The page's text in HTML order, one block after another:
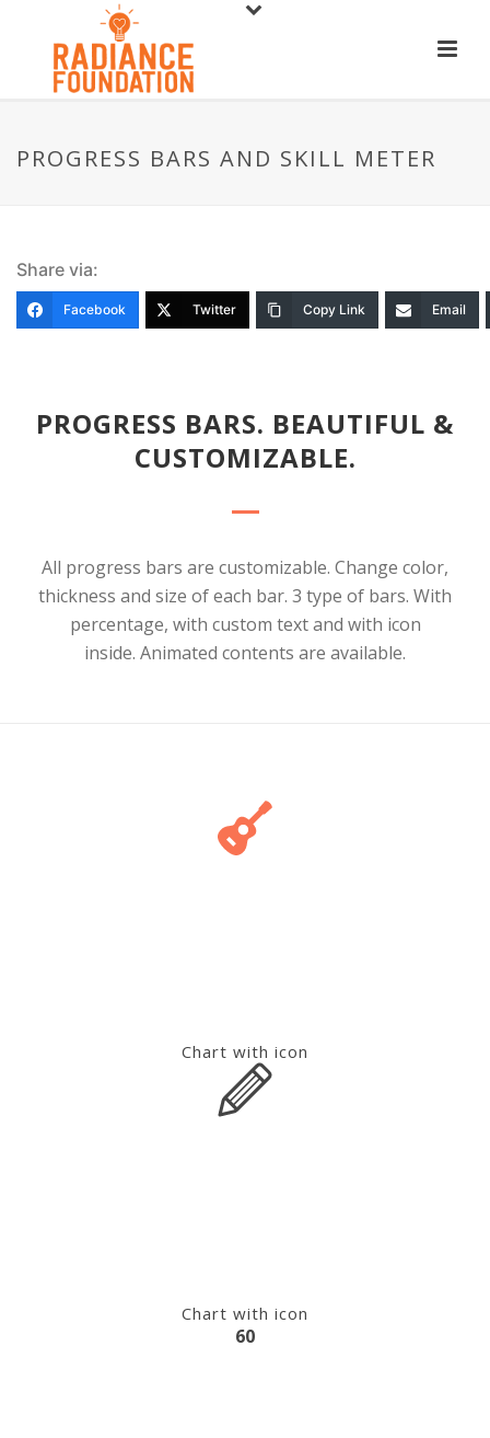
PROGRESS BARS AND SKILL METER
Share via:
Facebook Twitter Copy Link Email
PROGRESS BARS. BEAUTIFUL &
CUSTOMIZABLE.
All progress bars are customizable. Change color,
thickness and size of each bar. 3 type of bars. With
percentage, with custom text and with icon
inside. Animated contents are available.
Chart with icon
Chart with icon
60